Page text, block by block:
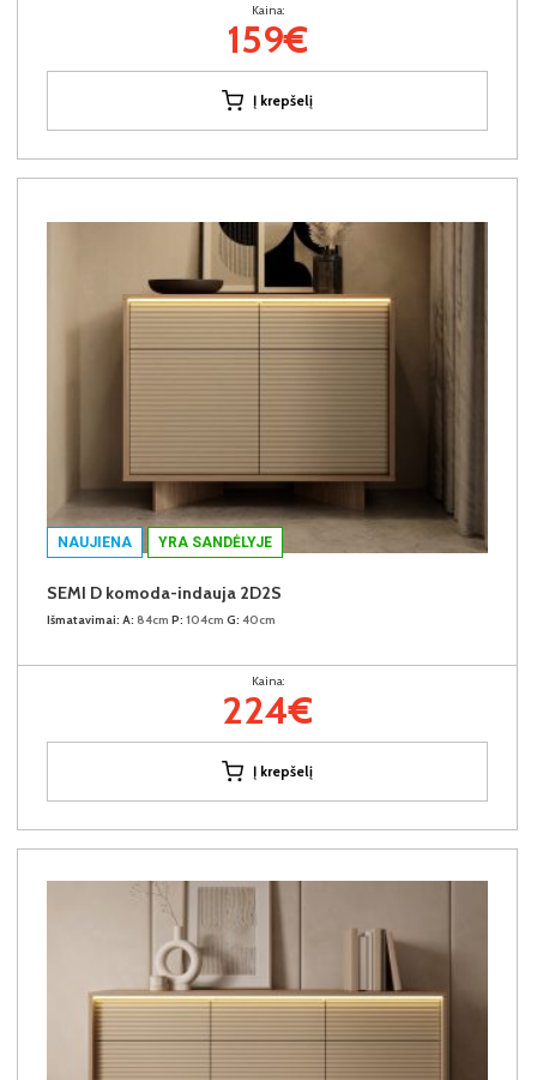
Kaina:
159€
Į krepšelį
NAUJIENA YRA SANDĖLYJE
SEMI D komoda-indauja 2D2S
Išmatavimai: A: 84cm P: 104cm G: 40cm
Kaina:
224€
Į krepšelį